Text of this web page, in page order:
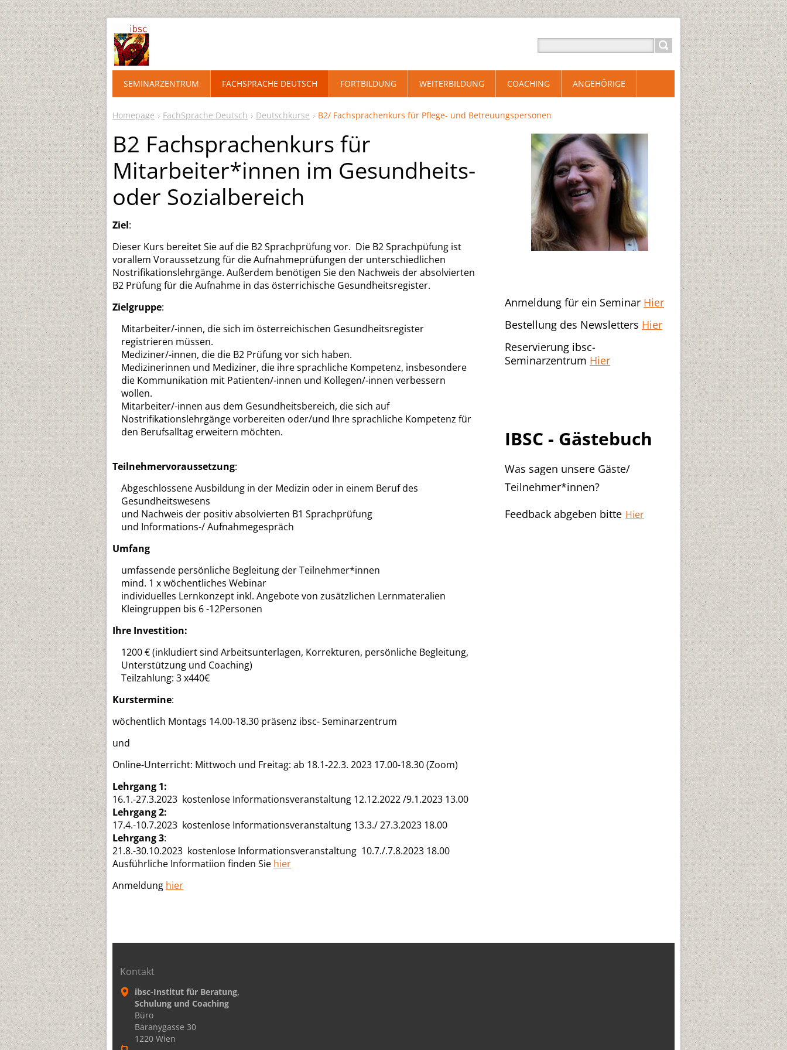
Homepage FachSprache Deutsch Deutschkurse B2/ Fachsprachenkurs für Pflege- und Betreuungspersonen
B2 Fachsprachenkurs für
Mitarbeiter*innen im Gesundheits-
oder Sozialbereich
Ziel:
Dieser Kurs bereitet Sie auf die B2 Sprachprüfung vor. Die B2 Sprachpüfung ist
vorallem Voraussetzung für die Aufnahmeprüfungen der unterschiedlichen
Nostrifikationslehrgänge. Außerdem benötigen Sie den Nachweis der absolvierten
B2 Prüfung für die Aufnahme in das österrichische Gesundheitsregister.
Zielgruppe:
Mitarbeiter/-innen, die sich im österreichischen Gesundheitsregister
registrieren müssen.
Mediziner/-innen, die die B2 Prüfung vor sich haben.
Medizinerinnen und Mediziner, die ihre sprachliche Kompetenz, insbesondere
die Kommunikation mit Patienten/-innen und Kollegen/-innen verbessern
wollen.
Mitarbeiter/-innen aus dem Gesundheitsbereich, die sich auf
Nostrifikationslehrgänge vorbereiten oder/und Ihre sprachliche Kompetenz für
den Berufsalltag erweitern möchten.
Teilnehmervoraussetzung:
Abgeschlossene Ausbildung in der Medizin oder in einem Beruf des
Gesundheitswesens
und Nachweis der positiv absolvierten B1 Sprachprüfung
und Informations-/ Aufnahmegespräch
Umfang
umfassende persönliche Begleitung der Teilnehmer*innen
mind. 1 x wöchentliches Webinar
individuelles Lernkonzept inkl. Angebote von zusätzlichen Lernmateralien
Kleingruppen bis 6 -12Personen
Ihre Investition:
1200 € (inkludiert sind Arbeitsunterlagen, Korrekturen, persönliche Begleitung,
Unterstützung und Coaching)
Teilzahlung: 3 x440€
Kurstermine:
wöchentlich Montags 14.00-18.30 präsenz ibsc- Seminarzentrum
und
Online-Unterricht: Mittwoch und Freitag: ab 18.1-22.3. 2023 17.00-18.30 (Zoom)
Lehrgang 1:
16.1.-27.3.2023 kostenlose Informationsveranstaltung 12.12.2022 /9.1.2023 13.00
Lehrgang 2:
17.4.-10.7.2023 kostenlose Informationsveranstaltung 13.3./ 27.3.2023 18.00
Lehrgang 3:
21.8.-30.10.2023 kostenlose Informationsveranstaltung 10.7./.7.8.2023 18.00
Ausführliche Informatiion finden Sie hier
Anmeldung hier
Anmeldung für ein Seminar Hier
Bestellung des Newsletters Hier
Reservierung ibsc-
Seminarzentrum Hier
IBSC - Gästebuch
Was sagen unsere Gäste/
Teilnehmer*innen?
Feedback abgeben bitte Hier
SEMINARZENTRUM FACHSPRACHE DEUTSCH FORTBILDUNG WEITERBILDUNG COACHING ANGEHÖRIGE
Kontakt
ibsc-Institut für Beratung,
Schulung und Coaching
Büro
Baranygasse 30
1220 Wien